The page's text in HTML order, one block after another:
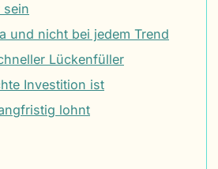
sein
und nicht bei jedem Trend
Lückenfüller
Investition ist
lohnt